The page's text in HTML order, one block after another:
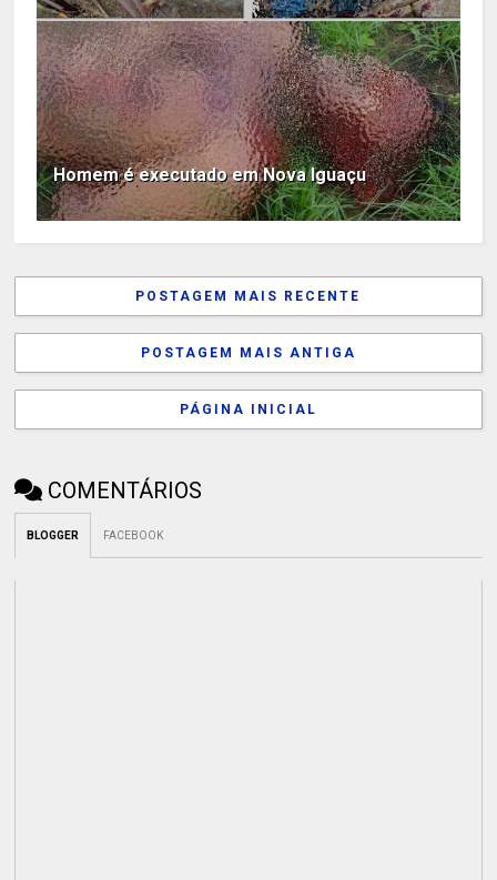
Homem é executado em Nova Iguaçu
POSTAGEM MAIS RECENTE
POSTAGEM MAIS ANTIGA
PÁGINA INICIAL
COMENTÁRIOS
BLOGGER FACEBOOK